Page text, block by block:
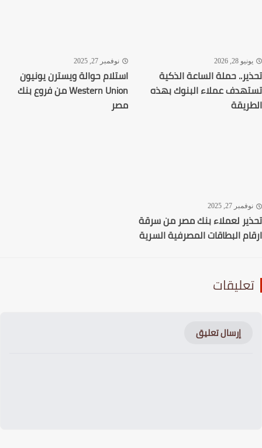
28, 2026
حملة الساعة الذكية
عملاء البنوك بهذه
نوفمبر 27, 2025
استلام حوالة ويسترن يونيون
Western Union من فروع بنك
مصر
27, 2025
لعملاء بنك مصر من سرقة
البطاقات المصرفية السرية
إرسال تعليق